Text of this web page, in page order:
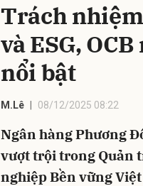
Trách
và ESG,
nổi bật
M.Lê 08/12/2025 08:22
Ngân hàng Phương
vượt trội trong Quản
nghiệp Bền vững Việt